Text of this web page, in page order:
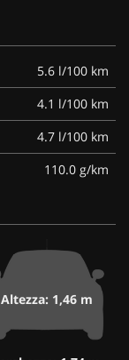
5.6 l/100 km
4.1 l/100 km
4.7 l/100 km
110.0 g/km
Altezza: 1,46 m